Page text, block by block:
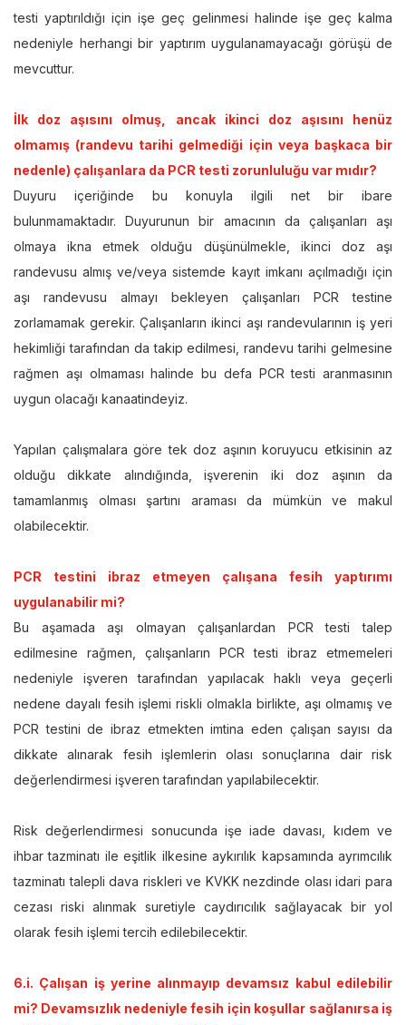
testi yaptırıldığı için işe geç gelinmesi halinde işe geç kalma
nedeniyle herhangi bir yaptırım uygulanamayacağı görüşü de
mevcuttur.
İlk doz aşısını olmuş, ancak ikinci doz aşısını henüz
olmamış (randevu tarihi gelmediği için veya başkaca bir
nedenle) çalışanlara da PCR testi zorunluluğu var mıdır?
Duyuru içeriğinde bu konuyla ilgili net bir ibare
bulunmamaktadır. Duyurunun bir amacının da çalışanları aşı
olmaya ikna etmek olduğu düşünülmekle, ikinci doz aşı
randevusu almış ve/veya sistemde kayıt imkanı açılmadığı için
aşı randevusu almayı bekleyen çalışanları PCR testine
zorlamamak gerekir. Çalışanların ikinci aşı randevularının iş yeri
hekimliği tarafından da takip edilmesi, randevu tarihi gelmesine
rağmen aşı olmaması halinde bu defa PCR testi aranmasının
uygun olacağı kanaatindeyiz.
Yapılan çalışmalara göre tek doz aşının koruyucu etkisinin az
olduğu dikkate alındığında, işverenin iki doz aşının da
tamamlanmış olması şartını araması da mümkün ve makul
olabilecektir.
PCR testini ibraz etmeyen çalışana fesih yaptırımı
uygulanabilir mi?
Bu aşamada aşı olmayan çalışanlardan PCR testi talep
edilmesine rağmen, çalışanların PCR testi ibraz etmemeleri
nedeniyle işveren tarafından yapılacak haklı veya geçerli
nedene dayalı fesih işlemi riskli olmakla birlikte, aşı olmamış ve
PCR testini de ibraz etmekten imtina eden çalışan sayısı da
dikkate alınarak fesih işlemlerin olası sonuçlarına dair risk
değerlendirmesi işveren tarafından yapılabilecektir.
Risk değerlendirmesi sonucunda işe iade davası, kıdem ve
ihbar tazminatı ile eşitlik ilkesine aykırılık kapsamında ayrımcılık
tazminatı talepli dava riskleri ve KVKK nezdinde olası idari para
cezası riski alınmak suretiyle caydırıcılık sağlayacak bir yol
olarak fesih işlemi tercih edilebilecektir.
6.i. Çalışan iş yerine alınmayıp devamsız kabul edilebilir
mi? Devamsızlık nedeniyle fesih için koşullar sağlanırsa iş